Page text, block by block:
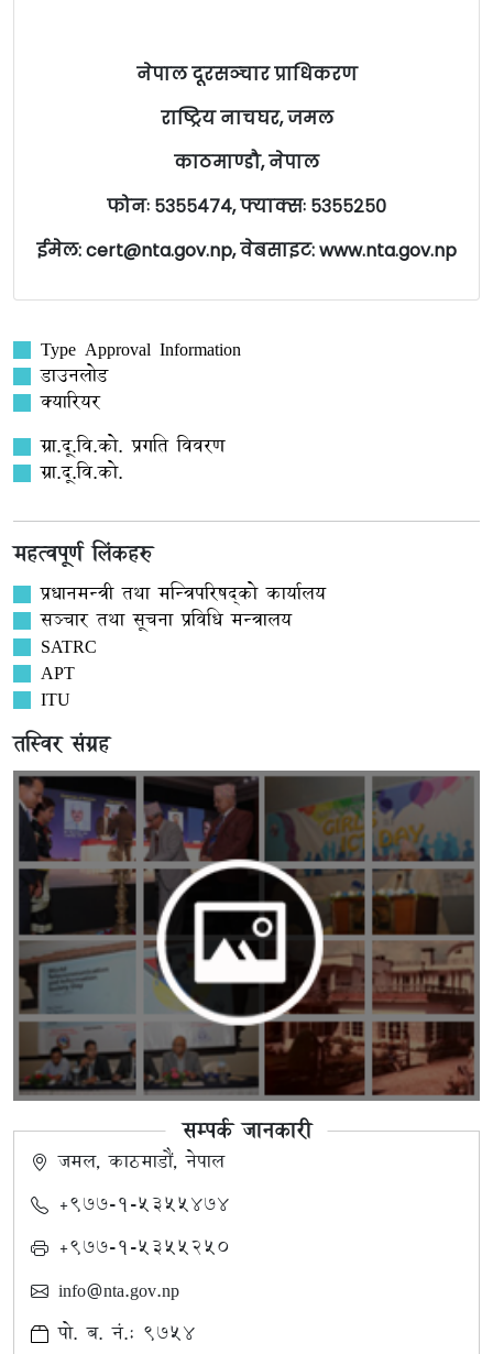
नेपाल दूरसञ्‍चार प्राधिकरण
राष्ट्रिय नाचघर, जमल
काठमाण्डौ, नेपाल
फोनः ५३५५४७४, फ्याक्सः ५३५५२५०
ईमेल: cert@nta.gov.np,वेबसाइट: www.nta.gov.np
Type Approval Information
डाउनलोड
क्यारियर
ग्रा.दू.वि.को. प्रगति विवरण
ग्रा.दू.वि.को.
महत्वपूर्ण लिंकहरु
प्रधानमन्त्री तथा मन्त्रिपरिषद्को कार्यालय
सञ्‍चार तथा सूचना प्रविधि मन्त्रालय
SATRC
APT
ITU
तस्विर संग्रह
सम्पर्क जानकारी
जमल, काठमाडौं, नेपाल
+९७७-१-५३५५४७४
+९७७-१-५३५५२५०
info@nta.gov.np
पो. ब. नं.: ९७५४